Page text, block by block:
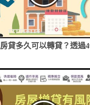
房貸多久可以轉貸？透過